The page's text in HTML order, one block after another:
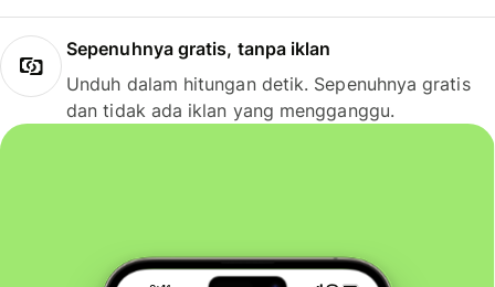
Sepenuhnya gratis, tanpa iklan
Unduh dalam hitungan detik. Sepenuhnya gratis
dan tidak ada iklan yang mengganggu.